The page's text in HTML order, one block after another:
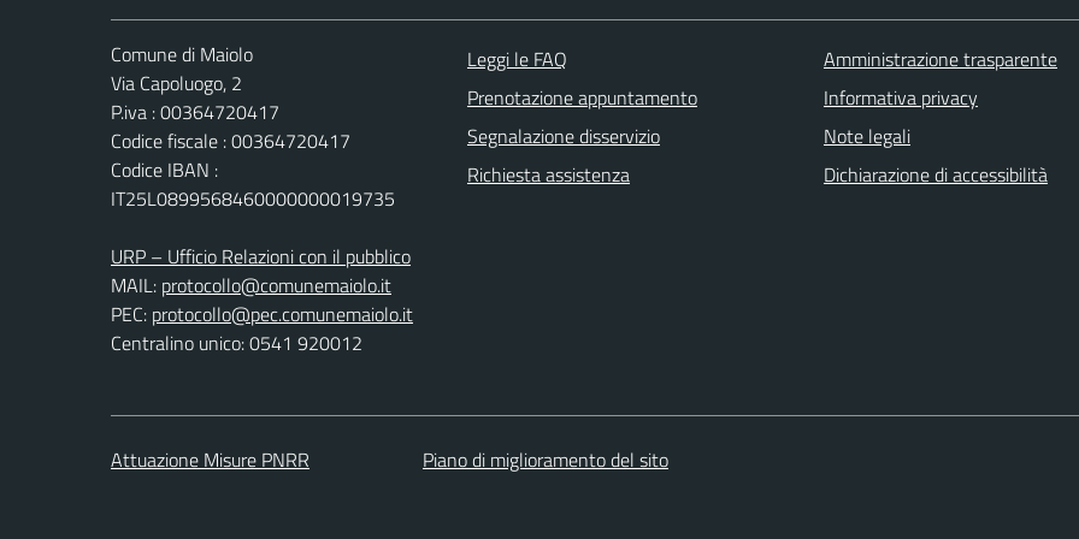
Comune di Maiolo
Via Capoluogo, 2
P.iva : 00364720417
Codice fiscale : 00364720417
Codice IBAN :
IT25L0899568460000000019735
URP – Ufficio Relazioni con il pubblico
MAIL: protocollo@comunemaiolo.it
PEC: protocollo@pec.comunemaiolo.it
Centralino unico: 0541 920012
Leggi le FAQ
Prenotazione appuntamento
Segnalazione disservizio
Richiesta assistenza
Amministrazione trasparente
Informativa privacy
Note legali
Dichiarazione di accessibilità
Attuazione Misure PNRR Piano di miglioramento del sito